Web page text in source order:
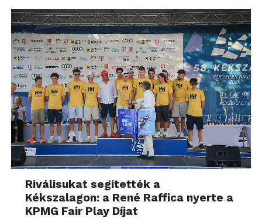
Riválisukat segítették a
Kékszalagon: a René Raffica nyerte a
KPMG Fair Play Díjat